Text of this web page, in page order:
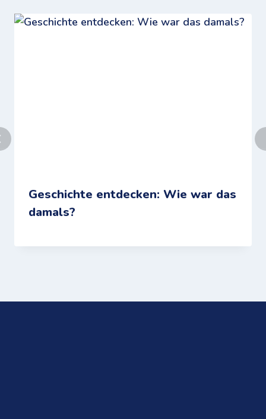
Geschichte entdecken: Wie war das
damals?